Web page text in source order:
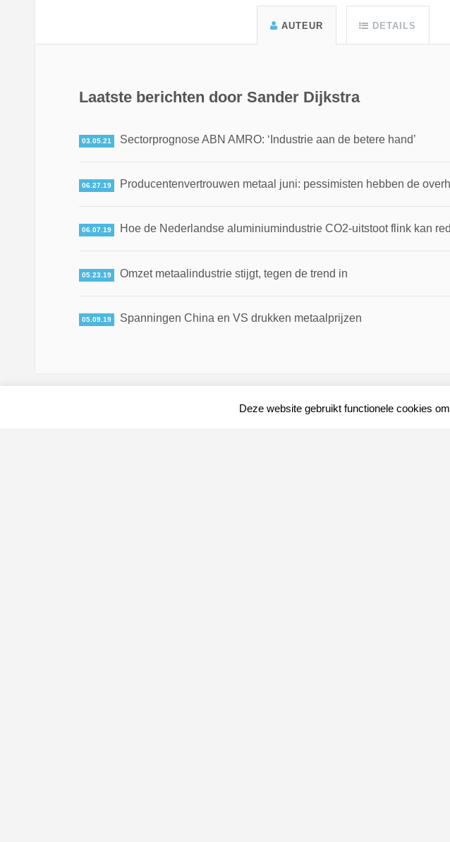
AUTEUR DETAILS
Laatste berichten door Sander Dijkstra
03.05.21 Sectorprognose ABN AMRO: ‘Industrie aan de betere hand’
06.27.19 Producentenvertrouwen metaal juni: pessimisten hebben de
06.07.19 Hoe de Nederlandse aluminiumindustrie CO2-uitstoot flink kan
05.23.19 Omzet metaalindustrie stijgt, tegen de trend in
05.09.19 Spanningen China en VS drukken metaalprijzen
Deze website gebruikt functionele cookies